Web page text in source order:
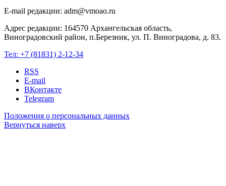
E-mail редакции: adm@vmoao.ru
Адрес редакции: 164570 Архангельская область,
Виноградовский район, п.Березник, ул. П. Виноградова, д. 83.
Тел: +7 (81831) 2-12-34
RSS
E-mail
ВКонтакте
Telegram
Положения о персональных данных
Вернуться наверх